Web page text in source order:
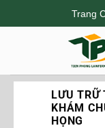
đến
Trang
LƯU
KHÁM
HỌNG